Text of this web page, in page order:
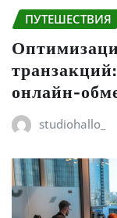
ПУТЕШЕСТВИЯ
онлайн-
studiohallo_